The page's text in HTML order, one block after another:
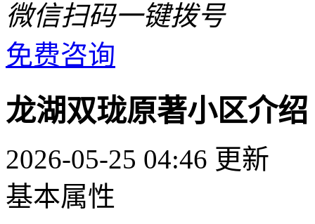
微信扫码一键拨号
免费咨询
龙湖双珑原著小区介绍
2026-05-25 04:46 更新
基本属性